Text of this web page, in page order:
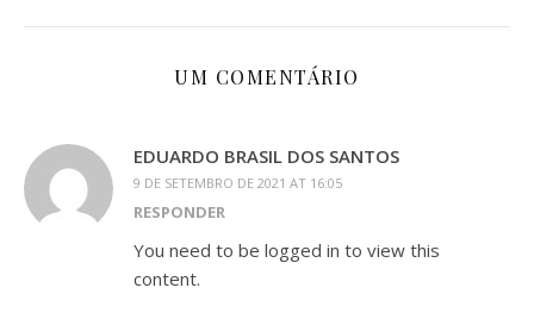
UM COMENTÁRIO
EDUARDO BRASIL DOS SANTOS
9 DE SETEMBRO DE 2021 AT 16:05
RESPONDER
You need to be logged in to view this
content.